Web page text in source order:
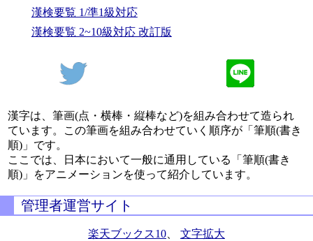
漢検要覧 1/準1級対応
漢検要覧 2~10級対応 改訂版
漢字は、筆画(点・横棒・縦棒など)を組み合わせて造られ
ています。この筆画を組み合わせていく順序が「筆順(書き
順)」です。
ここでは、日本において一般に通用している「筆順(書き
順)」をアニメーションを使って紹介しています。
管理者運営サイト
楽天ブックス10 文字拡大